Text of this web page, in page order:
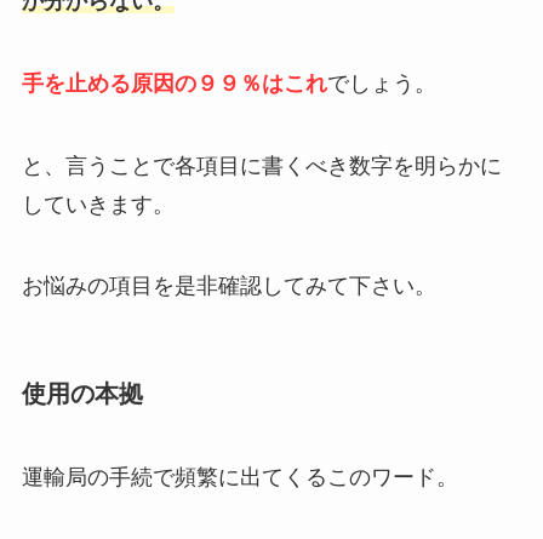
手を止める原因の９９％はこれでしょう。
と、言うことで各項目に書くべき数字を明らかに
していきます。
お悩みの項目を是非確認してみて下さい。
使用の本拠
運輸局の手続で頻繁に出てくるこのワード。